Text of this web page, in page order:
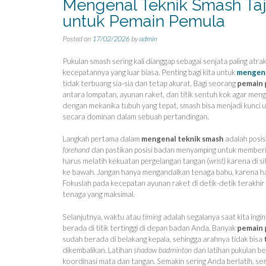
Mengenal Teknik Smash
untuk Pemain Pemula
Posted on 17/02/2026 byadmin
Pukulan smash sering kali dianggap sebagai senjata paling
kecepatannya yang luar biasa. Penting bagi kita untuk
tidak terbuang sia-sia dan tetap akurat. Bagi seorang pemain
antara lompatan, ayunan raket, dan titik sentuh kok agar
dengan mekanika tubuh yang tepat, smash bisa menjadi
secara dominan dalam sebuah pertandingan.
Langkah pertama dalam mengenal teknik smash adalah
forehand dan pastikan posisi badan menyamping untuk
harus melatih kekuatan pergelangan tangan (wrist) karena di
ke bawah. Jangan hanya mengandalkan tenaga bahu,
Fokuslah pada kecepatan ayunan raket di detik-detik
tenaga yang maksimal.
Selanjutnya, waktu atau timing adalah segalanya saat kita ingin
berada di titik tertinggi di depan badan Anda. Banyak pemain
sudah berada di belakang kepala, sehingga arahnya tidak bisa
dikembalikan. Latihan shadow badminton dan latihan pukulan
koordinasi mata dan tangan. Semakin sering Anda berlatih,